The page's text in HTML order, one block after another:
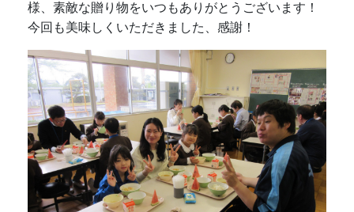
様、素敵な贈り物をいつもありがとうございます！
今回も美味しくいただきました、感謝！